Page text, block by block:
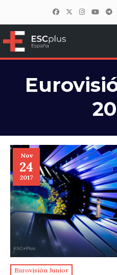
ESCplus España
Nov
24
2017
Eurovisión Junior